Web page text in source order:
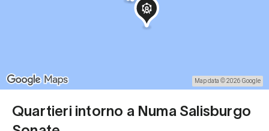
Quartieri intorno a Numa Salisburgo
Map data © 2026 Google